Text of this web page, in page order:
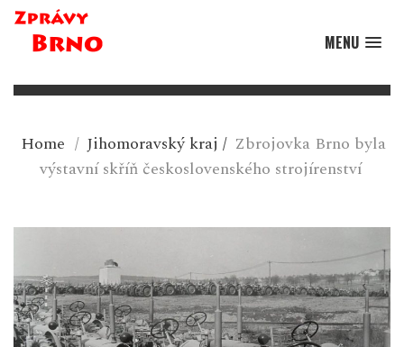
MENU
Home / Jihomoravský kraj / Zbrojovka Brno byla
výstavní skříň československého strojírenství